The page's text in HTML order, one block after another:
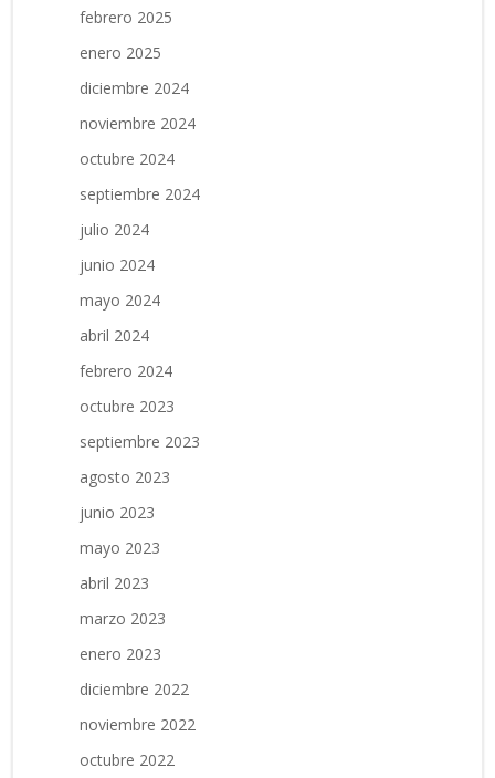
febrero 2025
enero 2025
diciembre 2024
noviembre 2024
octubre 2024
septiembre 2024
julio 2024
junio 2024
mayo 2024
abril 2024
febrero 2024
octubre 2023
septiembre 2023
agosto 2023
junio 2023
mayo 2023
abril 2023
marzo 2023
enero 2023
diciembre 2022
noviembre 2022
octubre 2022